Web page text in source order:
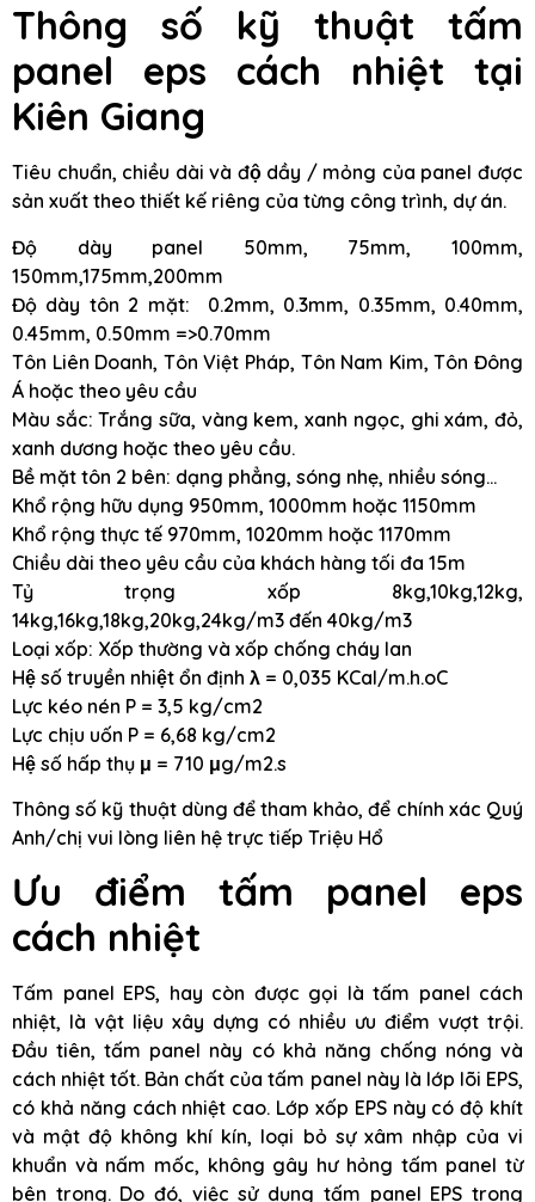
Thông số kỹ thuật tấm
panel eps cách nhiệt tại
Kiên Giang
Tiêu chuẩn, chiều dài và độ dầy / mỏng của panel được
sản xuất theo thiết kế riêng của từng công trình, dự án.
Độ dày panel 50mm, 75mm, 100mm,
150mm,175mm,200mm
Độ dày tôn 2 mặt: 0.2mm, 0.3mm, 0.35mm, 0.40mm,
0.45mm, 0.50mm =>0.70mm
Tôn Liên Doanh, Tôn Việt Pháp, Tôn Nam Kim, Tôn Đông
Á hoặc theo yêu cầu
Màu sắc: Trắng sữa, vàng kem, xanh ngọc, ghi xám, đỏ,
xanh dương hoặc theo yêu cầu.
Bề mặt tôn 2 bên: dạng phẳng, sóng nhẹ, nhiều sóng…
Khổ rộng hữu dụng 950mm, 1000mm hoặc 1150mm
Khổ rộng thực tế 970mm, 1020mm hoặc 1170mm
Chiều dài theo yêu cầu của khách hàng tối đa 15m
Tỷ trọng xốp 8kg,10kg,12kg,
14kg,16kg,18kg,20kg,24kg/m3 đến 40kg/m3
Loại xốp: Xốp thường và xốp chống cháy lan
Hệ số truyền nhiệt ổn định λ = 0,035 KCal/m.h.oC
Lực kéo nén P = 3,5 kg/cm2
Lực chịu uốn P = 6,68 kg/cm2
Hệ số hấp thụ μ = 710 μg/m2.s
Thông số kỹ thuật dùng để tham khảo, để chính xác Quý
Anh/chị vui lòng liên hệ trực tiếp Triệu Hổ
Ưu điểm tấm panel eps
cách nhiệt
Tấm panel EPS, hay còn được gọi là tấm panel cách
nhiệt, là vật liệu xây dựng có nhiều ưu điểm vượt trội.
Đầu tiên, tấm panel này có khả năng chống nóng và
cách nhiệt tốt. Bản chất của tấm panel này là lớp lõi EPS,
có khả năng cách nhiệt cao. Lớp xốp EPS này có độ khít
và mật độ không khí kín, loại bỏ sự xâm nhập của vi
khuẩn và nấm mốc, không gây hư hỏng tấm panel từ
bên trong. Do đó, việc sử dụng tấm panel EPS trong